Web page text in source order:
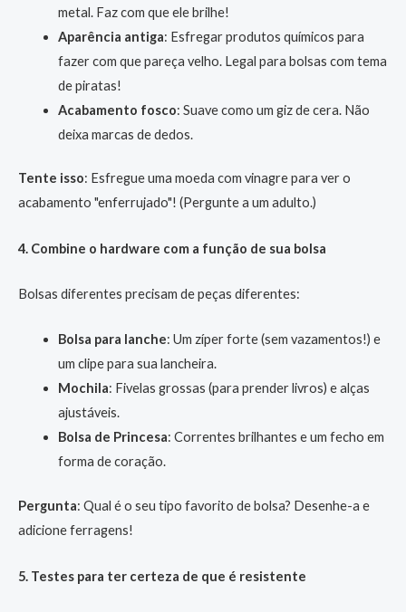
metal. Faz com que ele brilhe!
Aparência antiga: Esfregar produtos químicos para
fazer com que pareça velho. Legal para bolsas com tema
de piratas!
Acabamento fosco: Suave como um giz de cera. Não
deixa marcas de dedos.
Tente isso: Esfregue uma moeda com vinagre para ver o
acabamento "enferrujado"! (Pergunte a um adulto.)
4. Combine o hardware com a função de sua bolsa
Bolsas diferentes precisam de peças diferentes:
Bolsa para lanche: Um zíper forte (sem vazamentos!) e
um clipe para sua lancheira.
Mochila: Fivelas grossas (para prender livros) e alças
ajustáveis.
Bolsa de Princesa: Correntes brilhantes e um fecho em
forma de coração.
Pergunta: Qual é o seu tipo favorito de bolsa? Desenhe-a e
adicione ferragens!
5. Testes para ter certeza de que é resistente